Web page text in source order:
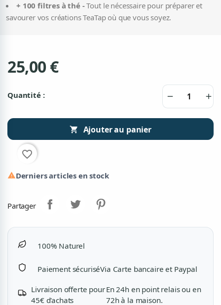
+ 100 filtres à thé -Tout le nécessaire pour préparer et
savourer vos créations TeaTap où que vous soyez.
25,00 €
Quantité : remove add
 Ajouter au panier
favorite_border
Derniers articles en stock
Partager
100% Naturel
Paiement sécuriséVia Carte bancaire et Paypal
Livraison offerte pour
45€ d'achats
En 24h en point relais ou en
72h à la maison.